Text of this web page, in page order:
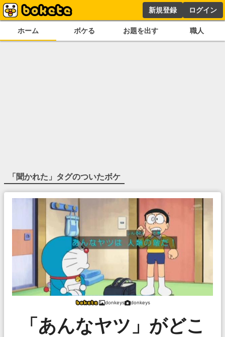
新規登録 ログイン
ホーム ボケる お題を出す 職人
「聞かれた 」タグのついたボケ
donkeys donkeys
「あんなヤツ」がどこ